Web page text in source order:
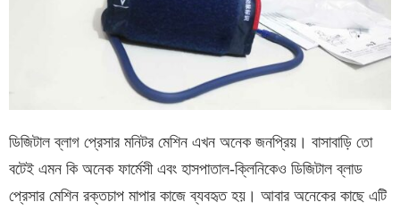
ডিজিটাল ব্লাগ প্রেসার মনিটর মেশিন এখন অনেক জনপ্রিয়। বাসাবাড়ি তো
বটেই এমন কি অনেক ফার্মেসী এবং হাসপাতাল-ক্লিনিকেও ডিজিটাল ব্লাড
প্রেসার মেশিন রক্তচাপ মাপার কাজে ব্যবহৃত হয়। আবার অনেকের কাছে এটি